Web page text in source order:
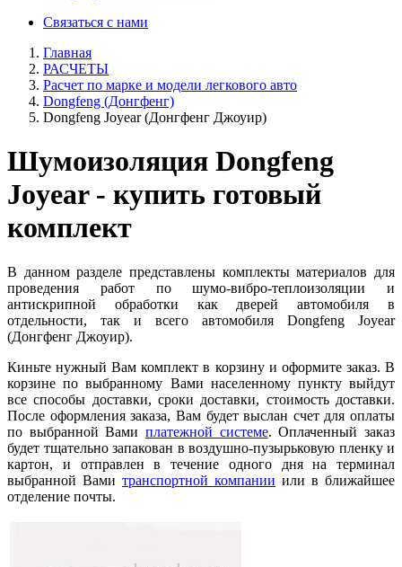
Связаться с нами
Главная
РАСЧЕТЫ
Расчет по марке и модели легкового авто
Dongfeng (Донгфенг)
Dongfeng Joyear (Донгфенг Джоуир)
Шумоизоляция Dongfeng
Joyear - купить готовый
комплект
В данном разделе представлены комплекты материалов для
проведения работ по шумо-вибро-теплоизоляции и
антискрипной обработки как дверей автомобиля в
отдельности, так и всего автомобиля Dongfeng Joyear
(Донгфенг Джоуир).
Киньте нужный Вам комплект в корзину и оформите заказ. В
корзине по выбранному Вами населенному пункту выйдут
все способы доставки, сроки доставки, стоимость доставки.
После оформления заказа, Вам будет выслан счет для оплаты
по выбранной Вами платежной системе. Оплаченный заказ
будет тщательно запакован в воздушно-пузырьковую пленку и
картон, и отправлен в течение одного дня на терминал
выбранной Вами транспортной компании или в ближайшее
отделение почты.